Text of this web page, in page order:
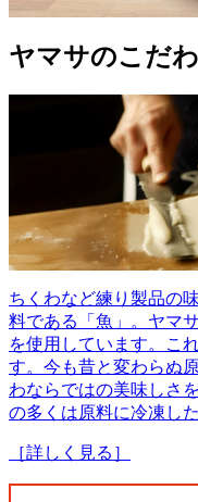
ヤマサのこだ
ちくわなど練り製品の
料である「魚」。ヤマ
を使用しています。こ
す。今も昔と変わらぬ
わならではの美味しさ
の多くは原料に冷凍し
［詳しく見る］